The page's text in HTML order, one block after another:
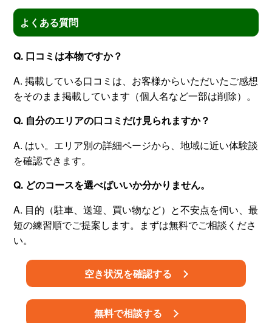
よくある質問
Q. 口コミは本物ですか？
A. 掲載している口コミは、お客様からいただいたご感想
をそのまま掲載しています（個人名など一部は削除）。
Q. 自分のエリアの口コミだけ見られますか？
A. はい。エリア別の詳細ページから、地域に近い体験談
を確認できます。
Q. どのコースを選べばいいか分かりません。
A. 目的（駐車、送迎、買い物など）と不安点を伺い、最
短の練習順でご提案します。まずは無料でご相談くださ
い。
空き状況を確認する
無料で相談する